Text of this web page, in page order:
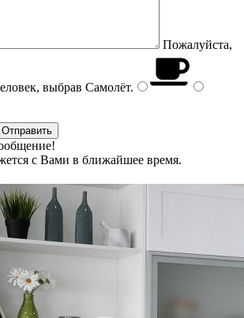
Пожалуйста,
выбрав Самолёт.
с Вами в ближайшее время.